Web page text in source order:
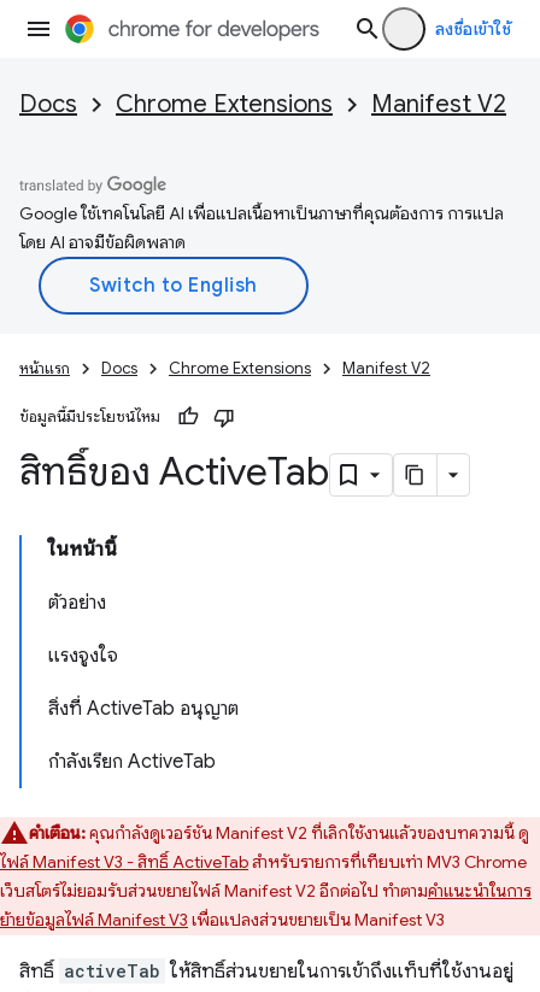
ลงชื่อเข้าใช้
Docs Chrome Extensions Manifest V2
Google ใช้เทคโนโลยี AI เพื่อแปลเนื้อหาเป็นภาษาที่คุณต้องการ การแปล
โดย AI อาจมีข้อผิดพลาด
หน้าแรก Docs Chrome Extensions Manifest V2
ข้อมูลนี้มีประโยชน์ไหม
สิทธิ์ของ ActiveTab
ในหน้านี้
ตัวอย่าง
แรงจูงใจ
สิ่งที่ ActiveTab อนุญาต
กำลังเรียก ActiveTab
คำเตือน:คุณกำลังดูเวอร์ชัน Manifest V2 ที่เลิกใช้งานแล้วของบทความนี้ ดู
ไฟล์ Manifest V3 - สิทธิ์ ActiveTabสำหรับรายการที่เทียบเท่า MV3 Chrome
เว็บสโตร์ไม่ยอมรับส่วนขยายไฟล์ Manifest V2 อีกต่อไป ทำตามคำแนะนำในการ
ย้ายข้อมูลไฟล์ Manifest V3 เพื่อแปลงส่วนขยายเป็น Manifest V3
สิทธิ์ activeTab ให้สิทธิ์ส่วนขยายในการเข้าถึงแท็บที่ใช้งานอยู่